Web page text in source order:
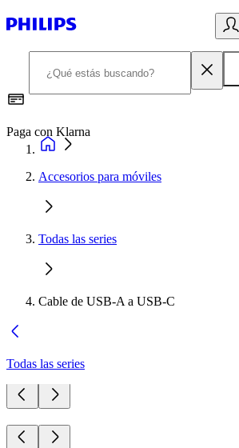
Paga con Klarna
Accesorios para móviles
Todas las series
Cable de USB-A a USB-C
Todas las series